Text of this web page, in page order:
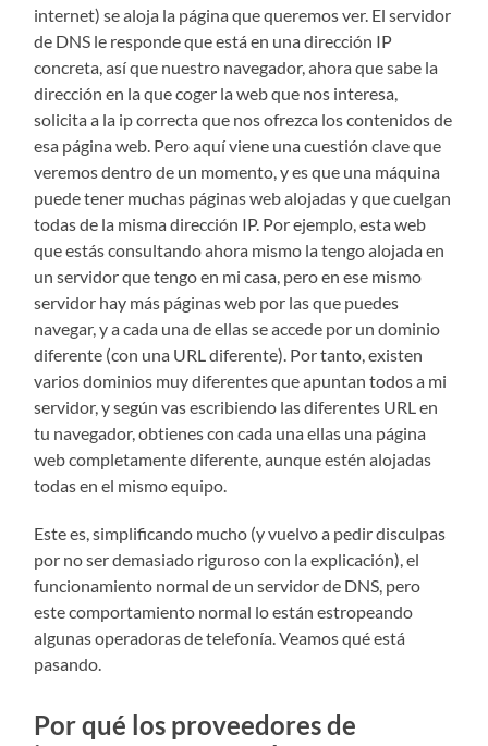
internet) se aloja la página que queremos ver. El servidor
de DNS le responde que está en una dirección IP
concreta, así que nuestro navegador, ahora que sabe la
dirección en la que coger la web que nos interesa,
solicita a la ip correcta que nos ofrezca los contenidos de
esa página web. Pero aquí viene una cuestión clave que
veremos dentro de un momento, y es que una máquina
puede tener muchas páginas web alojadas y que cuelgan
todas de la misma dirección IP. Por ejemplo, esta web
que estás consultando ahora mismo la tengo alojada en
un servidor que tengo en mi casa, pero en ese mismo
servidor hay más páginas web por las que puedes
navegar, y a cada una de ellas se accede por un dominio
diferente (con una URL diferente). Por tanto, existen
varios dominios muy diferentes que apuntan todos a mi
servidor, y según vas escribiendo las diferentes URL en
tu navegador, obtienes con cada una ellas una página
web completamente diferente, aunque estén alojadas
todas en el mismo equipo.
Este es, simplificando mucho (y vuelvo a pedir disculpas
por no ser demasiado riguroso con la explicación), el
funcionamiento normal de un servidor de DNS, pero
este comportamiento normal lo están estropeando
algunas operadoras de telefonía. Veamos qué está
pasando.
Por qué los proveedores de